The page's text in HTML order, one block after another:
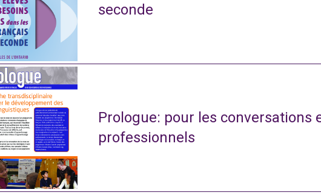
seconde
Prologue: pour les conversations
professionnels